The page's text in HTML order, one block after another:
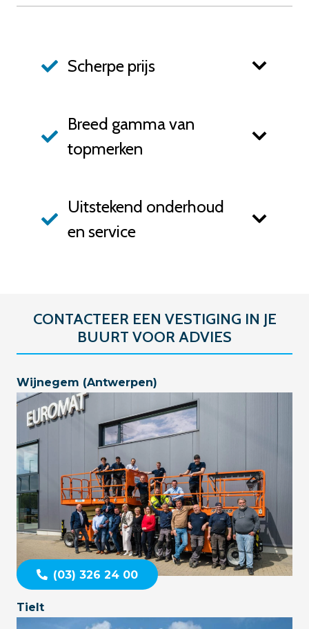
Scherpe prijs
Breed gamma van
topmerken
Uitstekend onderhoud
en service
CONTACTEER EEN VESTIGING IN JE
BUURT VOOR ADVIES
Wijnegem (Antwerpen)
(03) 326 24 00
Tielt